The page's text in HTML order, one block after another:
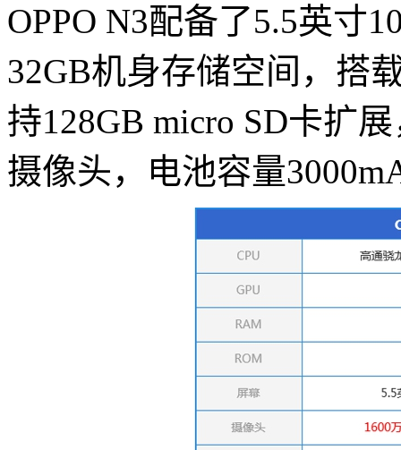
OPPO N3配备了5.5英寸
32GB机身存储空间，搭
持128GB micro SD卡扩
摄像头，电池容量